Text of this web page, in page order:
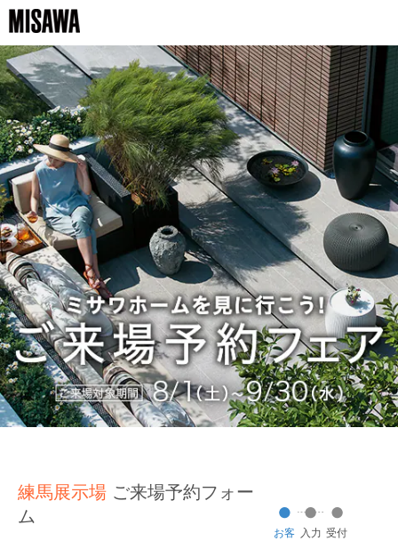
練馬展示場 ご来場予約フォー
ム
お客 入力 受付